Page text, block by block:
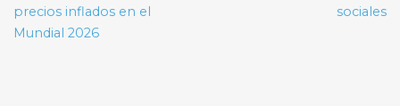
precios inflados en el
Mundial 2026
sociales